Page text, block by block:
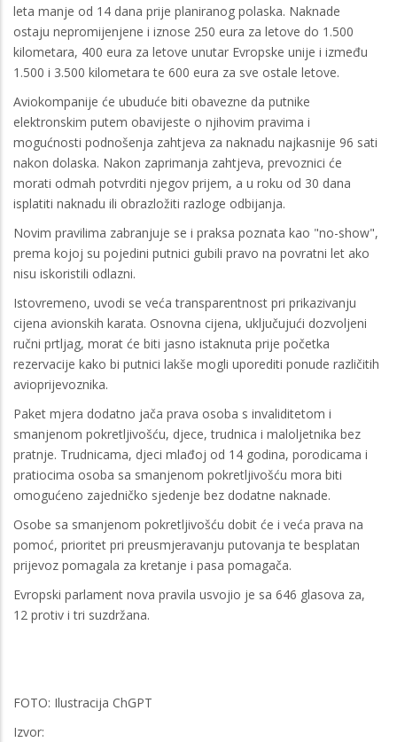
leta manje od 14 dana prije planiranog polaska. Naknade
ostaju nepromijenjene i iznose 250 eura za letove do 1.500
kilometara, 400 eura za letove unutar Evropske unije i između
1.500 i 3.500 kilometara te 600 eura za sve ostale letove.
Aviokompanije će ubuduće biti obavezne da putnike
elektronskim putem obavijeste o njihovim pravima i
mogućnosti podnošenja zahtjeva za naknadu najkasnije 96 sati
nakon dolaska. Nakon zaprimanja zahtjeva, prevoznici će
morati odmah potvrditi njegov prijem, a u roku od 30 dana
isplatiti naknadu ili obrazložiti razloge odbijanja.
Novim pravilima zabranjuje se i praksa poznata kao "no-show",
prema kojoj su pojedini putnici gubili pravo na povratni let ako
nisu iskoristili odlazni.
Istovremeno, uvodi se veća transparentnost pri prikazivanju
cijena avionskih karata. Osnovna cijena, uključujući dozvoljeni
ručni prtljag, morat će biti jasno istaknuta prije početka
rezervacije kako bi putnici lakše mogli uporediti ponude različitih
avioprijevoznika.
Paket mjera dodatno jača prava osoba s invaliditetom i
smanjenom pokretljivošću, djece, trudnica i maloljetnika bez
pratnje. Trudnicama, djeci mlađoj od 14 godina, porodicama i
pratiocima osoba sa smanjenom pokretljivošću mora biti
omogućeno zajedničko sjedenje bez dodatne naknade.
Osobe sa smanjenom pokretljivošću dobit će i veća prava na
pomoć, prioritet pri preusmjeravanju putovanja te besplatan
prijevoz pomagala za kretanje i pasa pomagača.
Evropski parlament nova pravila usvojio je sa 646 glasova za,
12 protiv i tri suzdržana.
FOTO: Ilustracija ChGPT
Izvor: